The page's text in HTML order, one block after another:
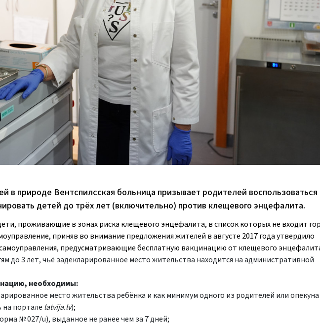
в природе Вентспилсская больница призывает родителей воспользоваться
детей до трёх лет (включительно) против клещевого энцефалита.
проживающие в зонах риска клещевого энцефалита, в список которых не входит
приняв во внимание предложения жителей в августе 2017 года утвердило
предусматривающие бесплатную вакцинацию от клещевого
до 3 лет, чьё задекларированное место жительства находится на административной
необходимы:
место жительства ребёнка и как минимум одного из родителей или опекуна
портале latvija.lv);
№ 027/u), выданное не ранее чем за 7 дней;